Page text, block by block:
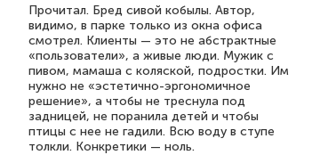
Прочитал. Бред сивой кобылы. Автор,
видимо, в парке только из окна офиса
смотрел. Клиенты — это не абстрактные
«пользователи», а живые люди. Мужик с
пивом, мамаша с коляской, подростки. Им
нужно не «эстетично-эргономичное
решение», а чтобы не треснула под
задницей, не поранила детей и чтобы
птицы с нее не гадили. Всю воду в ступе
толкли. Конкретики — ноль.